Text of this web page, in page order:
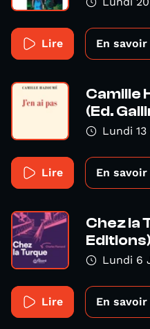
Lire En
Camille
(Ed.
Lundi
Lire En
Chez la
Lundi 6
Lire En